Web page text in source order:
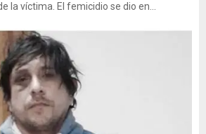
la víctima. El femicidio se dio en...